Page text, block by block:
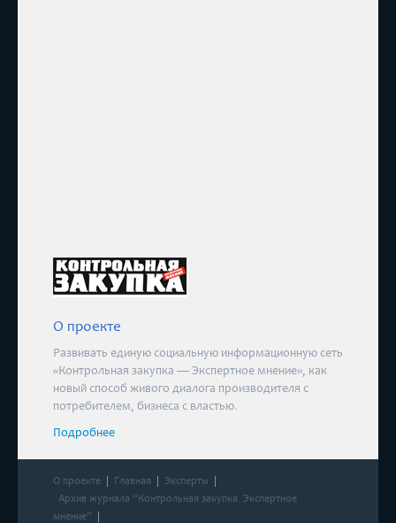
О проекте
Развивать единую социальную информационную сеть
«Контрольная закупка — Экспертное мнение», как
новый способ живого диалога производителя с
потребителем, бизнеса с властью.
Подробнее
О проекте Главная
Эксперты
Архив журнала “Контрольная закупка. Экспертное
мнение”